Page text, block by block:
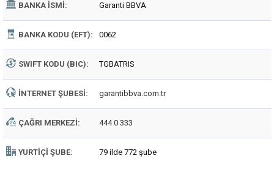
BANKA İSMI: Garanti BBVA
BANKA KODU (EFT): 0062
SWIFT KODU (BIC): TGBATRIS
İNTERNET ŞUBESI: garantibbva.com.tr
ÇAĞRI MERKEZI: 444 0 333
YURTIÇI ŞUBE: 79 ilde 772 şube